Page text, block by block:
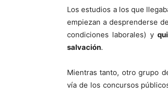
Los estudios a los que
empiezan a desprenderse
condiciones laborales) y
salvación.
Mientras tanto, otro grupo
vía de los concursos